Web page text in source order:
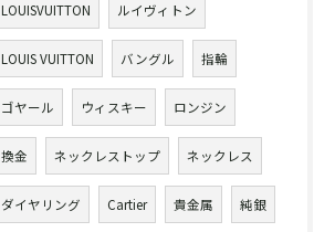
LOUISVUITTON ルイヴィトン
LOUIS VUITTON バングル 指輪
ゴヤール ウィスキー ロンジン
換金 ネックレストップ ネックレス
ダイヤリング Cartier 貴金属 純銀